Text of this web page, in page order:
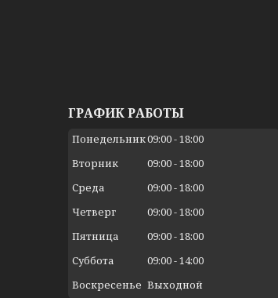
ГРАФИК РАБОТЫ
Понедельник09:00 18:00
Вторник
09:00 18:00
Среда
09:00 18:00
Четверг
09:00 18:00
Пятница
09:00 18:00
Суббота
09:00 14:00
Воскресенье Выходной